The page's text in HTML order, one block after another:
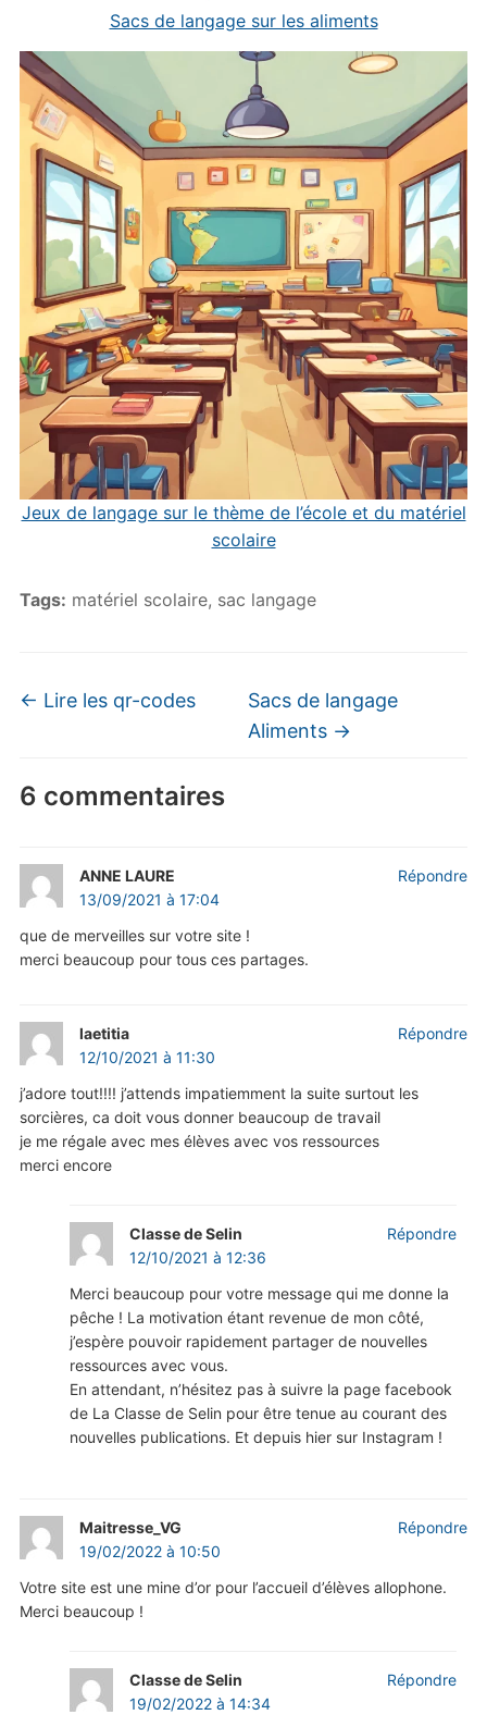
Sacs de langage sur les aliments
Jeux de langage sur le thème de l’école et du matériel
scolaire
Tags: matériel scolaire, sac langage
← Lire les qr-codes
Sacs de langage
Aliments →
6 commentaires
ANNE LAURE
13/09/2021 à 17:04
que de merveilles sur votre site !
merci beaucoup pour tous ces partages.
Répondre
laetitia
12/10/2021 à 11:30
j’adore tout!!!! j’attends impatiemment la suite surtout les
sorcières, ca doit vous donner beaucoup de travail
je me régale avec mes élèves avec vos ressources
merci encore
Répondre
Classe de Selin
12/10/2021 à 12:36
Merci beaucoup pour votre message qui me donne la
pêche ! La motivation étant revenue de mon côté,
j’espère pouvoir rapidement partager de nouvelles
ressources avec vous.
En attendant, n’hésitez pas à suivre la page facebook
de La Classe de Selin pour être tenue au courant des
nouvelles publications. Et depuis hier sur Instagram !
Répondre
Maitresse_VG
19/02/2022 à 10:50
Votre site est une mine d’or pour l’accueil d’élèves allophone.
Merci beaucoup !
Répondre
Classe de Selin
19/02/2022 à 14:34
Répondre